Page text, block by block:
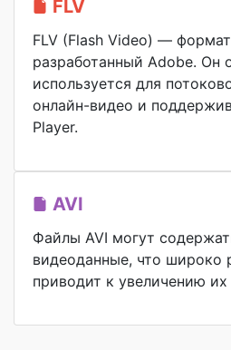
FLV
FLV (Flash Video) —
разработанный Adobe. Он
используется для
онлайн-видео и
Player.
AVI
Файлы AVI могут
видеоданные, что широко
приводит к увеличению